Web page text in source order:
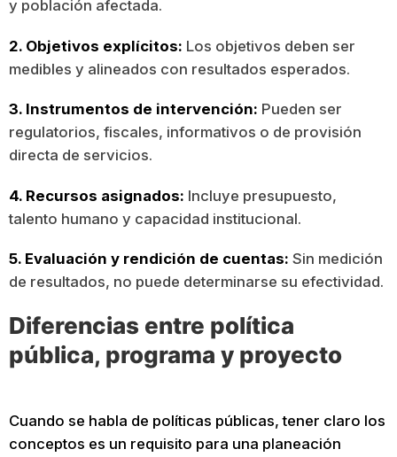
y población afectada.
2. Objetivos explícitos: Los objetivos deben ser
medibles y alineados con resultados esperados.
3. Instrumentos de intervención: Pueden ser
regulatorios, fiscales, informativos o de provisión
directa de servicios.
4. Recursos asignados: Incluye presupuesto,
talento humano y capacidad institucional.
5. Evaluación y rendición de cuentas: Sin medición
de resultados, no puede determinarse su efectividad.
Diferencias entre política
pública, programa y proyecto
Cuando se habla de políticas públicas, tener claro los
conceptos es un requisito para una planeación